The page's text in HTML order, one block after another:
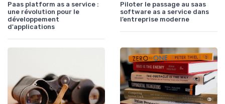
Paas platform as a service :
une révolution pour le
développement
d'applications
Piloter le passage au saas
software as a service dans
l’entreprise moderne